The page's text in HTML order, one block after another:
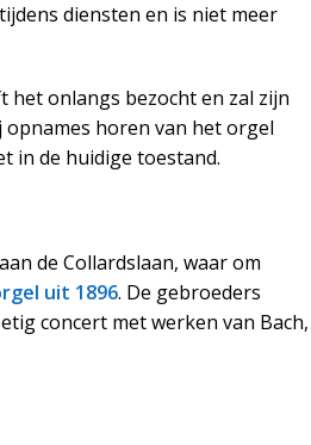
diensten en is niet meer
het onlangs bezocht en zal zijn
horen van het orgel
in de huidige toestand.
de Collardslaan, waar om
uit 1896. De gebroeders
concert met werken van Bach,